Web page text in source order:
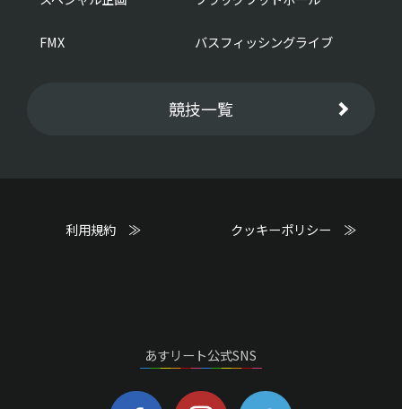
FMX バスフィッシングライブ
競技一覧
利用規約 ≫ クッキーポリシー ≫
あすリート公式SNS